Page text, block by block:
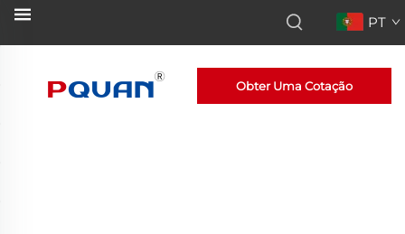
PT
Obter Uma Cotação